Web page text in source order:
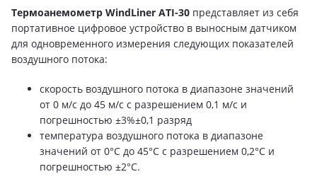
Термоанемометр WindLiner ATI-30 представляет из себя
портативное цифровое устройство в выносным датчиком
для одновременного измерения следующих показателей
воздушного потока:
скорость воздушного потока в диапазоне значений
от 0 м/с до 45 м/с с разрешением 0,1 м/с и
погрешностью ±3%±0,1 разряд
температура воздушного потока в диапазоне
значений от 0°C до 45°C с разрешением 0,2°C и
погрешностью ±2°C.